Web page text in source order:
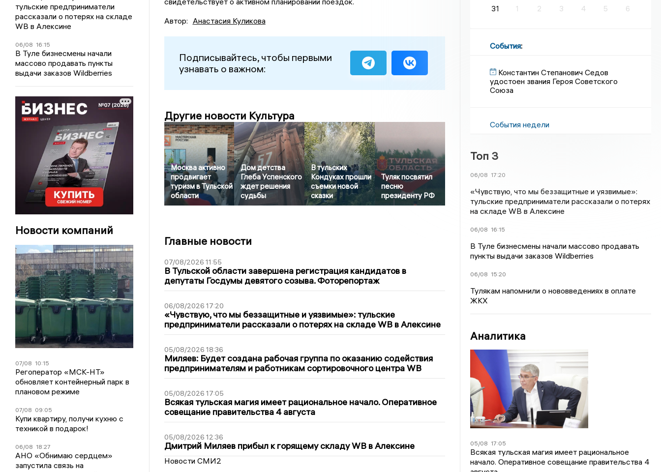
тульские предприниматели
рассказали о потерях на складе
WB в Алексине
06/08 16:15
В Туле бизнесмены начали
массово продавать пункты
выдачи заказов Wildberries
Новости компаний
07/08 10:15
Регоператор «МСК-НТ»
обновляет контейнерный парк в
плановом режиме
07/08 09:05
Купи квартиру, получи кухню с
техникой в подарок!
06/08 18:27
АНО «Обнимаю сердцем»
запустила связь на
Автор: Анастасия Куликова
Подписывайтесь, чтобы первыми
узнавать о важном:
Другие новости Культура
Москва активно
продвигает
туризм в Тульской
области
Дом детства
Глеба Успенского
ждет решения
судьбы
В тульских
Кондуках прошли
съемки новой
сказки
Туляк посвятил
песню
президенту РФ
Главные новости
07/08/2026 11:55
В Тульской области завершена регистрация кандидатов в
депутаты Госдумы девятого созыва. Фоторепортаж
06/08/2026 17:20
«Чувствую, что мы беззащитные и уязвимые»: тульские
предприниматели рассказали о потерях на складе WB в Алексине
05/08/2026 18:36
Миляев: Будет создана рабочая группа по оказанию содействия
предпринимателям и работникам сортировочного центра WB
05/08/2026 17:05
Всякая тульская магия имеет рациональное начало. Оперативное
совещание правительства 4 августа
05/08/2026 12:36
Дмитрий Миляев прибыл к горящему складу WB в Алексине
Новости СМИ2
31
1 2 3 4 5 6
События:
Константин Степанович Седов
удостоен звания Героя Советского
Союза
События недели
Топ 3
06/08 17:20
«Чувствую, что мы беззащитные и уязвимые»:
тульские предприниматели рассказали о потерях
на складе WB в Алексине
06/08 16:15
В Туле бизнесмены начали массово продавать
пункты выдачи заказов Wildberries
06/08 15:20
Тулякам напомнили о нововведениях в оплате
ЖКХ
Аналитика
05/08 17:05
Всякая тульская магия имеет рациональное
начало. Оперативное совещание правительства 4